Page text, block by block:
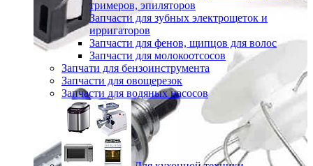
тримеров, эпиляторов
Запчасти для зубных электрощеток и
ирригаторов
Запчасти для фенов, щипцов для волос
Запчасти для молокоотсосов
Запчати для бензоинструмента
Запчасти для овощерезок
Запчасти для водяных насосов